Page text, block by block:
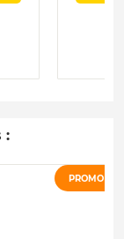
:
PROMO